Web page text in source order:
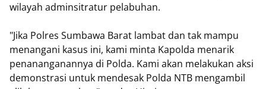
wilayah adminsitratur pelabuhan.
"Jika Polres Sumbawa Barat lambat dan tak mampu
menangani kasus ini, kami minta Kapolda menarik
penananganannya di Polda. Kami akan melakukan aksi
demonstrasi untuk mendesak Polda NTB mengambil